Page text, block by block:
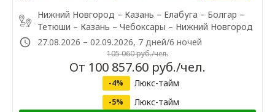
Нижний Новгород – Казань – Елабуга – Болгар –
Тетюши – Казань – Чебоксары – Нижний Новгород
27.08.2026 – 02.09.2026, 7 дней/6 ночей
105 060 руб./чел.
От 100 857.60 руб./чел.
-4% Люкс-тайм
-5% Люкс-тайм